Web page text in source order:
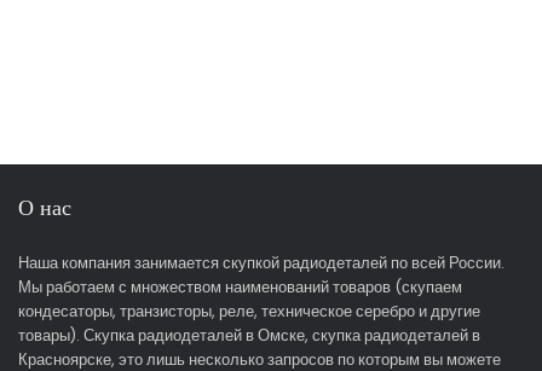
О нас
Наша компания занимается скупкой радиодеталей по всей России.
Мы работаем с множеством наименований товаров (скупаем
кондесаторы, транзисторы, реле, техническое серебро и другие
товары). Скупка радиодеталей в Омске, скупка радиодеталей в
Красноярске, это лишь несколько запросов по которым вы можете